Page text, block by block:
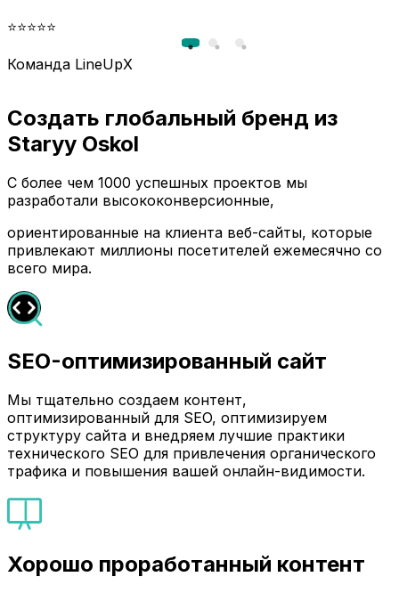
⭐⭐⭐⭐⭐
Команда LineUpX
Создать глобальный бренд из
Staryy Oskol
С более чем 1000 успешных проектов мы
разработали высококонверсионные,
ориентированные на клиента веб-сайты, которые
привлекают миллионы посетителей ежемесячно со
всего мира.
SEO-оптимизированный сайт
Мы тщательно создаем контент,
оптимизированный для SEO, оптимизируем
структуру сайта и внедряем лучшие практики
технического SEO для привлечения органического
трафика и повышения вашей онлайн-видимости.
Хорошо проработанный контент